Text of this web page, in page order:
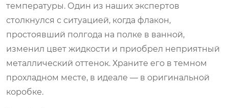
температуры. Один из наших экспертов
столкнулся с ситуацией, когда флакон,
простоявший полгода на полке в ванной,
изменил цвет жидкости и приобрел неприятный
металлический оттенок. Храните его в темном
прохладном месте, в идеале — в оригинальной
коробке.